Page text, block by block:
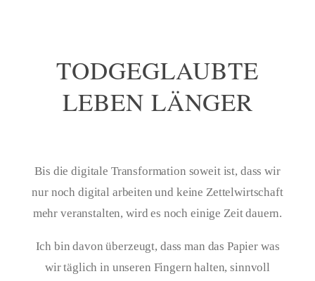
TODGEGLAUBTE
LEBEN LÄNGER
Bis die digitale Transformation soweit ist, dass wir
nur noch digital arbeiten und keine Zettelwirtschaft
mehr veranstalten, wird es noch einige Zeit dauern.
Ich bin davon überzeugt, dass man das Papier was
wir täglich in unseren Fingern halten, sinnvoll